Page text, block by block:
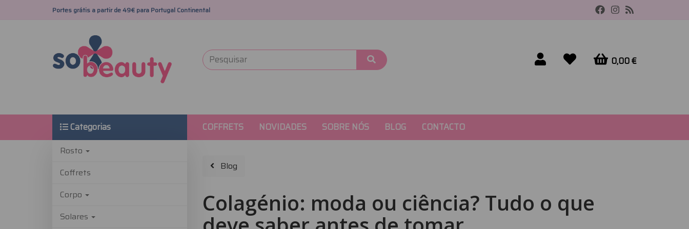
Portes grátis a partir de 49€ para Portugal Continental
0,00 €
COFFRETS NOVIDADES SOBRE NÓS BLOG CONTACTO
Categorias
Rosto
Coffrets
Corpo
Solares
Blog
Colagénio: moda ou ciência? Tudo o que